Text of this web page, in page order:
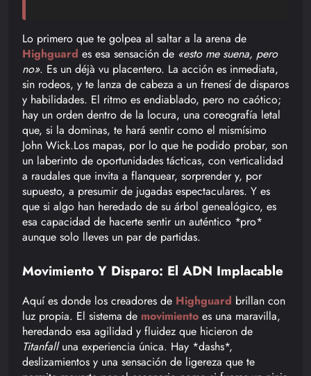
Lo primero que te golpea al saltar a la arena de
Highguard es esa sensación de «esto me suena, pero
no». Es un déjà vu placentero. La acción es inmediata,
sin rodeos, y te lanza de cabeza a un frenesí de disparos
y habilidades. El ritmo es endiablado, pero no caótico;
hay un orden dentro de la locura, una coreografía letal
que, si la dominas, te hará sentir como el mismísimo
John Wick.Los mapas, por lo que he podido probar, son
un laberinto de oportunidades tácticas, con verticalidad
a raudales que invita a flanquear, sorprender y, por
supuesto, a presumir de jugadas espectaculares. Y es
que si algo han heredado de su árbol genealógico, es
esa capacidad de hacerte sentir un auténtico *pro*
aunque solo lleves un par de partidas.
Movimiento Y Disparo: El ADN Implacable
Aquí es donde los creadores de Highguard brillan con
luz propia. El sistema de movimiento es una maravilla,
heredando esa agilidad y fluidez que hicieron de
Titanfalluna experiencia única. Hay *dashs*,
deslizamientos y una sensación de ligereza que te